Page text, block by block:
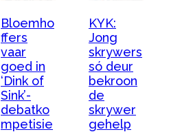
Bloemho
ffers
vaar
goed in
‘Dink of
Sink’-
debatko
mpetisie
KYK:
Jong
skrywers
só deur
bekroon
de
skrywer
gehelp